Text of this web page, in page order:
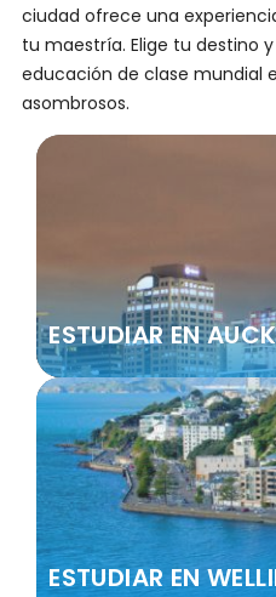
ciudad ofrece una
tu maestría. Elige tu destino
educación de clase mundial
asombrosos.
ESTUDIAR EN
ESTUDIAR EN